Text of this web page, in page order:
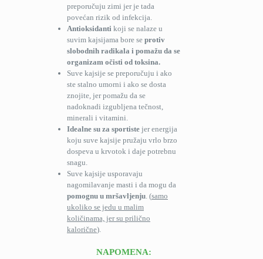
preporučuju zimi jer je tada
povećan rizik od infekcija.
Antioksidanti koji se nalaze u
suvim kajsijama bore se protiv
slobodnih radikala i pomažu da se
organizam očisti od toksina.
Suve kajsije se preporučuju i ako
ste stalno umorni i ako se dosta
znojite, jer pomažu da se
nadoknadi izgubljena tečnost,
minerali i vitamini.
Idealne su za sportiste jer energija
koju suve kajsije pružaju vrlo brzo
dospeva u krvotok i daje potrebnu
snagu.
Suve kajsije usporavaju
nagomilavanje masti i da mogu da
pomognu u mršavljenju . (samo
ukoliko se jedu u malim
količinama, jer su prilično
kalorične).
NAPOMENA: